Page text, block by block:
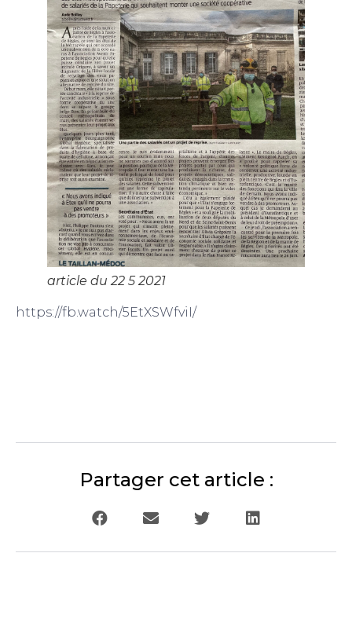
article du 22 5 2021
https://fb.watch/5EtXSWfviI/
Partager cet article :